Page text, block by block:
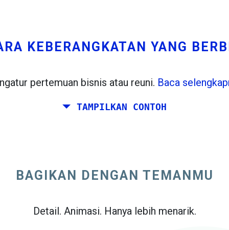
KEBERANGKATAN YANG
pertemuan bisnis atau reuni. Baca
TAMPILKAN CONTOH
BAGIKAN DENGAN TEMANMU
Detail. Animasi. Hanya lebih menarik.